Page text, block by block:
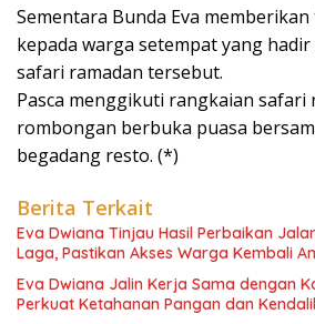
Sementara Bunda Eva
kepada warga setempat yang
safari ramadan tersebut.
Pasca menggikuti rangkaian safari
rombongan berbuka puasa
begadang resto. (*)
Berita Terkait
Eva Dwiana Tinjau Hasil Perbaikan
Laga, Pastikan Akses Warga Kembali
Eva Dwiana Jalin Kerja Sama dengan
Perkuat Ketahanan Pangan dan